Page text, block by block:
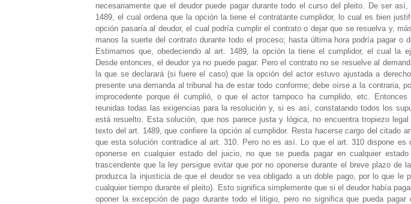
necesariamente que el deudor puede pagar durante todo el curso del pleito. De ser
1489, el cual ordena que la opción la tiene el contratante cumplidor, lo cual es bien
opción pasaría al deudor, el cual podría cumplir el contrato o dejar que se resuelva y,
manos la suerte del contrato durante todo el proceso; hasta última hora podría pagar o
Estimamos que, obedeciendo al art. 1489, la opción la tiene el cumplidor, el cual la
Desde entonces, el deudor ya no puede pagar. Pero el contrato no se resuelve al
la que se declarará (si fuere el caso) que la opción del actor estuvo ajustada a
presente una demanda al tribunal ha de estar todo conforme; debe oírse a la contraria,
improcedente porque él cumplió, o que el actor tampoco ha cumplido, etc.
reunidas todas las exigencias para la resolución y, si es así, constatando todos los
está resuelto. Esta solución, que nos parece justa y lógica, no encuentra tropiezo
texto del art. 1489, que confiere la opción al cumplidor. Resta hacerse cargo del citado
que esta solución contradice al art. 310. Pero no es así. Lo que el art. 310 dispone es
oponerse en cualquier estado del juicio, no que se pueda pagar en cualquier
trascendente que la ley persigue evitar que por no oponerse durante el breve plazo de
produzca la injusticia de que el deudor se vea obligado a un doble pago, por lo que le
cualquier tiempo durante el pleito). Esto significa simplemente que si el deudor había
oponer la excepción de pago durante todo el litigio, pero no significa que pueda pagar